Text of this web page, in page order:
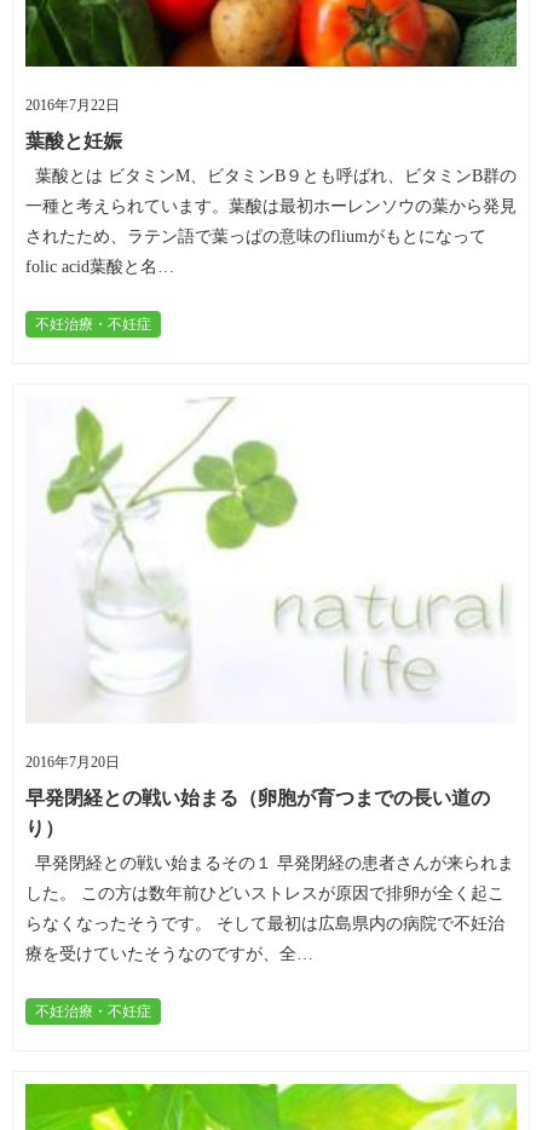
2016年7月22日
葉酸と妊娠
葉酸とは ビタミンM、ビタミンB９とも呼ばれ、ビタミンB群の
一種と考えられています。葉酸は最初ホーレンソウの葉から発見
されたため、ラテン語で葉っぱの意味のfliumがもとになって
folic acid葉酸と名…
不妊治療・不妊症
2016年7月20日
早発閉経との戦い始まる（卵胞が育つまでの長い道の
り）
早発閉経との戦い始まるその１ 早発閉経の患者さんが来られま
した。 この方は数年前ひどいストレスが原因で排卵が全く起こ
らなくなったそうです。 そして最初は広島県内の病院で不妊治
療を受けていたそうなのですが、全…
不妊治療・不妊症